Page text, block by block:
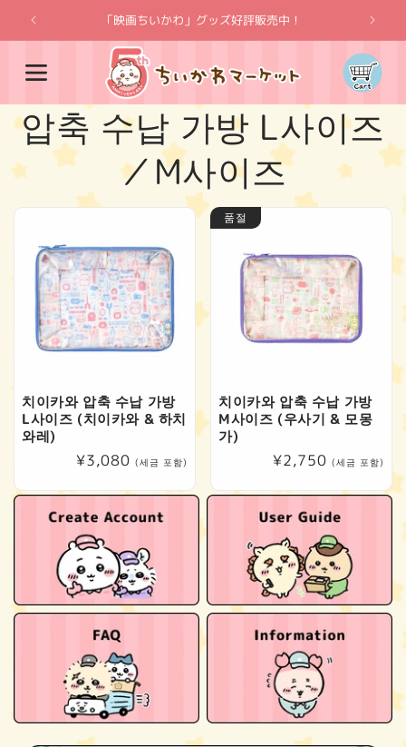
로 건너
뛰기
「映画ちいかわ」グッズ好評販売中！ "치이
카
트
컬
렉
압축 수납 가방 L사이즈
／M사이즈
치이카와 압축 수납 가방
L사이즈 (치이카와 & 하치
와레)
정
¥3,080 (세금 포함)
품절
치이카와 압축 수납 가방
M사이즈 (우사기 & 모몽
가)
정
¥2,750 (세금 포함)